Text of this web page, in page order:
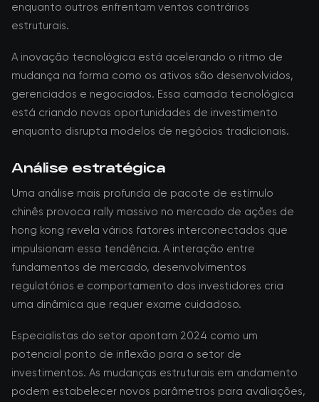
enquanto outros enfrentam ventos contrários
estruturais.
A inovação tecnológica está acelerando o ritmo de
mudança na forma como os ativos são desenvolvidos,
gerenciados e negociados. Essa camada tecnológica
está criando novas oportunidades de investimento
enquanto disrupta modelos de negócios tradicionais.
Análise estratégica
Uma análise mais profunda de pacote de estímulo
chinês provoca rally massivo no mercado de ações de
hong kong revela vários fatores interconectados que
impulsionam essa tendência. A interação entre
fundamentos de mercado, desenvolvimentos
regulatórios e comportamento dos investidores cria
uma dinâmica que requer exame cuidadoso.
Especialistas do setor apontam 2024 como um
potencial ponto de inflexão para o setor de
investimentos. As mudanças estruturais em andamento
podem estabelecer novos parâmetros para avaliações,